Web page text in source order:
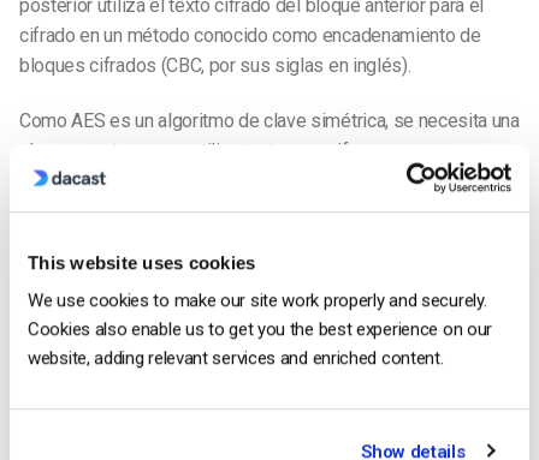
This website uses cookies
We use cookies to make our site work properly and securely.
Cookies also enable us to get you the best experience on our
website, adding relevant services and enriched content.
Show details
posterior utiliza el texto cifrado del bloque anterior para el
cifrado en un método conocido como encadenamiento de
bloques cifrados (CBC, por sus siglas en inglés).
Como AES es un algoritmo de clave simétrica, se necesita una
clave secreta que se utiliza tanto para cifrar como para
descifrar. Esto significa que la emisora cifra el vídeo
utilizando la clave y el navegador del espectador lo descifra
AES está muy extendido porque es fácil de implementar y lo
suficientemente seguro para el uso general. El Gobierno de
EE.UU. incluso utiliza el algoritmo para cifrar datos sensibles,
(DRM)sistemas protegen los medios de comunicación. El
cifrado HLS AES 128 es fácil de implementar y, por tanto, de